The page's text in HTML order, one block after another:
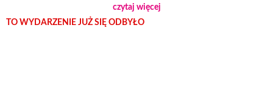
czarownicami uratować istnienie pradawnego, czarodziejskiego lasu.
czytaj więcej
TO WYDARZENIE JUŻ SIĘ ODBYŁO